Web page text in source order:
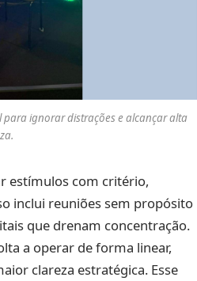
para ignorar distrações e alcançar alta
estímulos com critério,
inclui reuniões sem propósito
que drenam concentração.
a operar de forma linear,
clareza estratégica. Esse